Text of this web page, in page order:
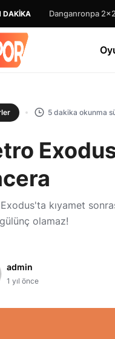
DAKIKA Danganronpa
5 dakika okunma
kıyamet
olamaz!
admin
1 yıl önce